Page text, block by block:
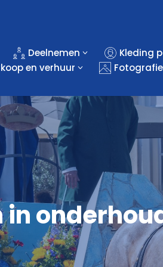
Deelnemen Kleding
en verhuur Fotografie